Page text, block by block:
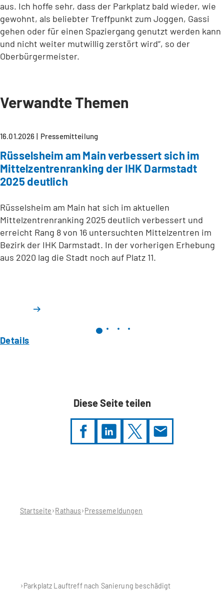
aus. Ich hoffe sehr, dass der Parkplatz bald wieder, wie
gewohnt, als beliebter Treffpunkt zum Joggen, Gassi
gehen oder für einen Spaziergang genutzt werden kann
und nicht weiter mutwillig zerstört wird“, so der
Oberbürgermeister.
Verwandte Themen
16.01.2026 Pressemitteilung
Rüsselsheim am Main verbessert sich im
Mittelzentrenranking der IHK Darmstadt
2025 deutlich
Rüsselsheim am Main hat sich im aktuellen
Mittelzentrenranking 2025 deutlich verbessert und
erreicht Rang 8 von 16 untersuchten Mittelzentren im
Bezirk der IHK Darmstadt. In der vorherigen Erhebung
aus 2020 lag die Stadt noch auf Platz 11.
Details
Diese Seite teilen
Startseite Rathaus Pressemeldungen
Parkplatz Lauftreff nach Sanierung beschädigt